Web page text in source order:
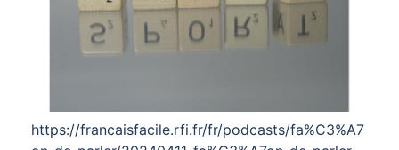
https://francaisfacile.rfi.fr/fr/podcasts/fa%C3%A7